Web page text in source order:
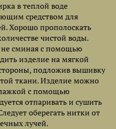
в теплой воде
средством для
Хорошо прополоскать
чистой воды.
сминая с помощью
изделие на мягкой
подложив вышивку
ткани. Изделие можно
с помощью
отпаривать и сушить
оберегать нитки от
лучей.